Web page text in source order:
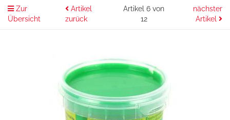
Zur
Übersicht
Artikel
zurück
Artikel 6 von
12
nächster
Artikel